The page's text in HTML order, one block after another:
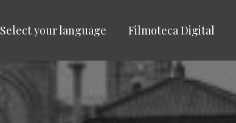
Select your language Filmoteca Digital